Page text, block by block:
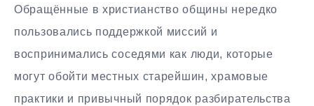
Обращённые в христианство общины нередко
пользовались поддержкой миссий и
воспринимались соседями как люди, которые
могут обойти местных старейшин, храмовые
практики и привычный порядок разбирательства